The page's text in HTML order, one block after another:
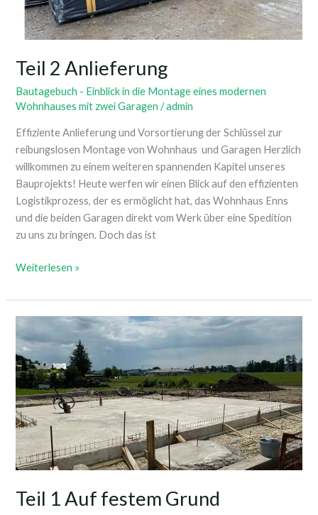
Teil 2 Anlieferung
Bautagebuch - Einblick in die Montage eines modernen
Wohnhauses mit zwei Garagen /admin
Effiziente Anlieferung und Vorsortierung der Schlüssel zur
reibungslosen Montage von Wohnhaus und Garagen Herzlich
willkommen zu einem weiteren spannenden Kapitel unseres
Bauprojekts! Heute werfen wir einen Blick auf den effizienten
Logistikprozess, der es ermöglicht hat, das Wohnhaus Enns
und die beiden Garagen direkt vom Werk über eine Spedition
zu uns zu bringen. Doch das ist
Weiterlesen »
Teil 1 Auf festem Grund
Teil
1
Auf
festem
Grund